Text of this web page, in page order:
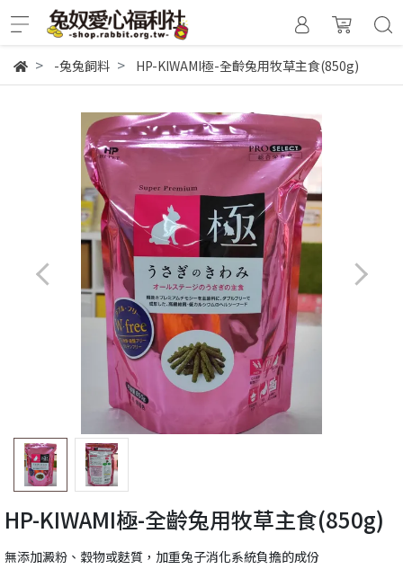
-兔兔飼料 HP-KIWAMI極-全齡兔用牧草主食(850g)
HP-KIWAMI極-全齡兔用牧草主食(850g)
無添加澱粉、穀物或麩質，加重兔子消化系統負擔的成份